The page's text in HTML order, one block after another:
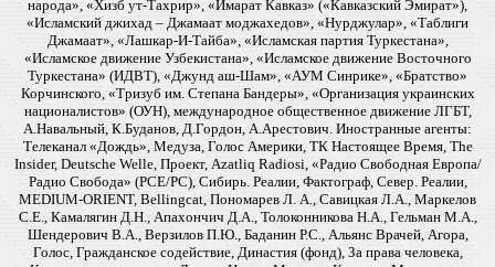
народа», «Хизб ут-Тахрир», «Имарат Кавказ» («Кавказский Эмират»),
«Исламский джихад – Джамаат моджахедов», «Нурджулар», «Таблиги
Джамаат», «Лашкар-И-Тайба», «Исламская партия Туркестана»,
«Исламское движение Узбекистана», «Исламское движение Восточного
Туркестана» (ИДВТ), «Джунд аш-Шам», «АУМ Синрике», «Братство»
Корчинского, «Тризуб им. Степана Бандеры», «Организация украинских
националистов» (ОУН), международное общественное движение ЛГБТ,
А.Навальный, К.Буданов, Д.Гордон, А.Арестович. Иностранные агенты:
Телеканал «Дождь», Медуза, Голос Америки, ТК Настоящее Время, The
Insider, Deutsche Welle, Проект, Azatliq Radiosi, «Радио Свободная Европа/
Радио Свобода» (PCE/PC), Сибирь. Реалии, Фактограф, Север. Реалии,
MEDIUM-ORIENT, Bellingcat, Пономарев Л. А., Савицкая Л.А., Маркелов
С.Е., Камалягин Д.Н., Апахончич Д.А., Толоконникова Н.А., Гельман М.А.,
Шендерович В.А., Верзилов П.Ю., Баданин Р.С., Альянс Врачей, Агора,
Голос, Гражданское содействие, Династия (фонд), За права человека,